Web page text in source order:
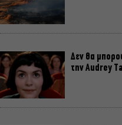
Δεν θα
την Audrey